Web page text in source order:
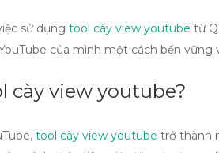
sử dụng tool cày view youtube từ
của mình một cách bền vững
cày view youtube?
tool cày view youtube trở thành